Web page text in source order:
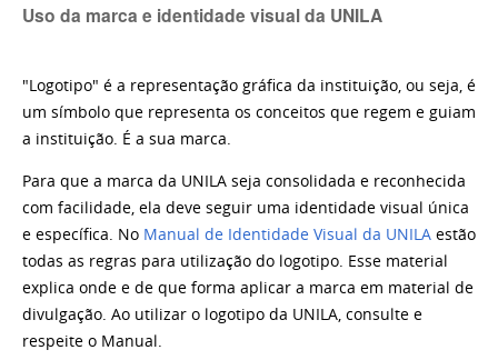
Uso da marca e identidade visual da UNILA
"Logotipo" é a representação gráfica da instituição, ou seja, é
um símbolo que representa os conceitos que regem e guiam
a instituição. É a sua marca.
Para que a marca da UNILA seja consolidada e reconhecida
com facilidade, ela deve seguir uma identidade visual única
e específica. No Manual de Identidade Visual da UNILA estão
todas as regras para utilização do logotipo. Esse material
explica onde e de que forma aplicar a marca em material de
divulgação. Ao utilizar o logotipo da UNILA, consulte e
respeite o Manual.